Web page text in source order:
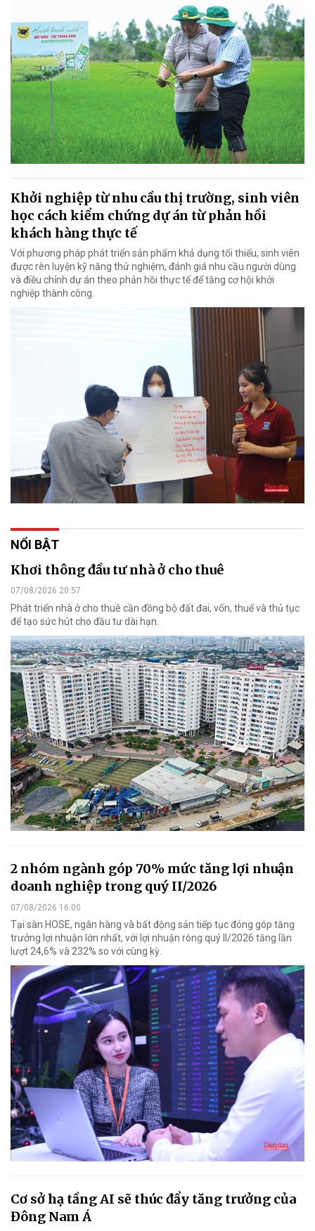
Khởi nghiệp từ nhu cầu thị trường, sinh viên
học cách kiểm chứng dự án từ phản hồi
khách hàng thực tế
Với phương pháp phát triển sản phẩm khả dụng tối thiểu, sinh viên
được rèn luyện kỹ năng thử nghiệm, đánh giá nhu cầu người dùng
và điều chỉnh dự án theo phản hồi thực tế để tăng cơ hội khởi
nghiệp thành công.
NỔI BẬT
Khơi thông đầu tư nhà ở cho thuê
07/08/2026 20:57
Phát triển nhà ở cho thuê cần đồng bộ đất đai, vốn, thuế và thủ tục
để tạo sức hút cho đầu tư dài hạn.
2 nhóm ngành góp 70% mức tăng lợi nhuận
doanh nghiệp trong quý II/2026
07/08/2026 16:00
Tại sàn HOSE, ngân hàng và bất động sản tiếp tục đóng góp tăng
trưởng lợi nhuận lớn nhất, với lợi nhuận ròng quý II/2026 tăng lần
lượt 24,6% và 232% so với cùng kỳ.
Cơ sở hạ tầng AI sẽ thúc đẩy tăng trưởng của
Đông Nam Á